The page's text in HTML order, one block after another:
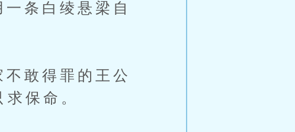
条白绫悬梁自
敢得罪的王公
保命。